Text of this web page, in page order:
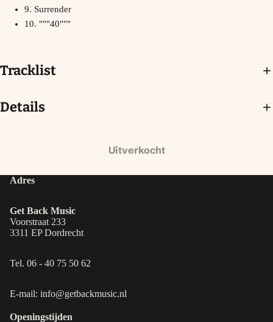
9. Surrender
10. """40"""
Tracklist
Details
Uitverkocht
Adres
Get Back Music
Voorstraat 233
3311 EP Dordrecht
Tel. 06 - 40 75 50 62
E-mail: info@getbackmusic.nl
Openingstijden